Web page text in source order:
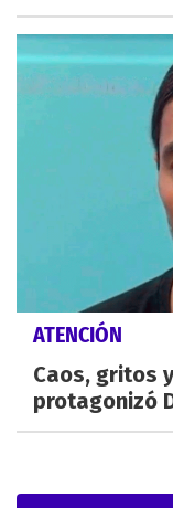
ATENCIÓN
Caos, gritos
protagonizó